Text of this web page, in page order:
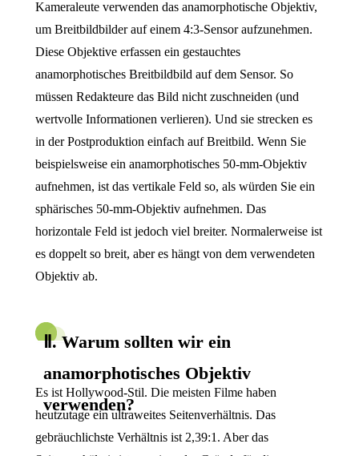
Kameraleute verwenden das anamorphotische Objektiv,
um Breitbildbilder auf einem 4:3-Sensor aufzunehmen.
Diese Objektive erfassen ein gestauchtes
anamorphotisches Breitbildbild auf dem Sensor. So
müssen Redakteure das Bild nicht zuschneiden (und
wertvolle Informationen verlieren). Und sie strecken es
in der Postproduktion einfach auf Breitbild. Wenn Sie
beispielsweise ein anamorphotisches 50-mm-Objektiv
aufnehmen, ist das vertikale Feld so, als würden Sie ein
sphärisches 50-mm-Objektiv aufnehmen. Das
horizontale Feld ist jedoch viel breiter. Normalerweise ist
es doppelt so breit, aber es hängt von dem verwendeten
Objektiv ab.
Ⅱ. Warum sollten wir ein
anamorphotisches Objektiv
verwenden?
Es ist Hollywood-Stil. Die meisten Filme haben
heutzutage ein ultraweites Seitenverhältnis. Das
gebräuchlichste Verhältnis ist 2,39:1. Aber das